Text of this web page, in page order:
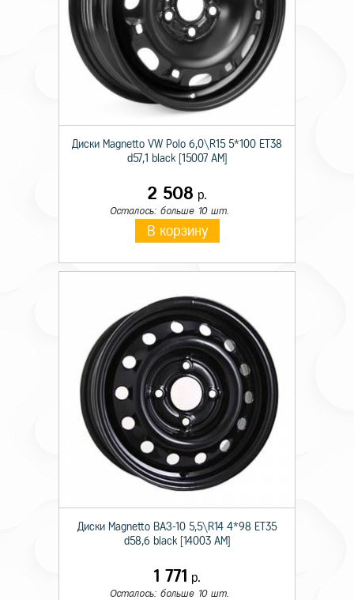
Диски Magnetto VW Polo 6,0\R15 5*100 ET38
d57,1 black [15007 AM]
2 508 р.
Осталось: больше 10 шт.
В корзину
Диски Magnetto ВАЗ-10 5,5\R14 4*98 ET35
d58,6 black [14003 AM]
1 771 р.
Осталось: больше 10 шт.